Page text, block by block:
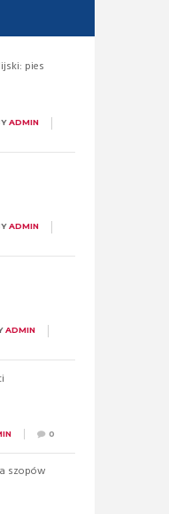
pies
ADMIN
ADMIN
ADMIN
0
szopów